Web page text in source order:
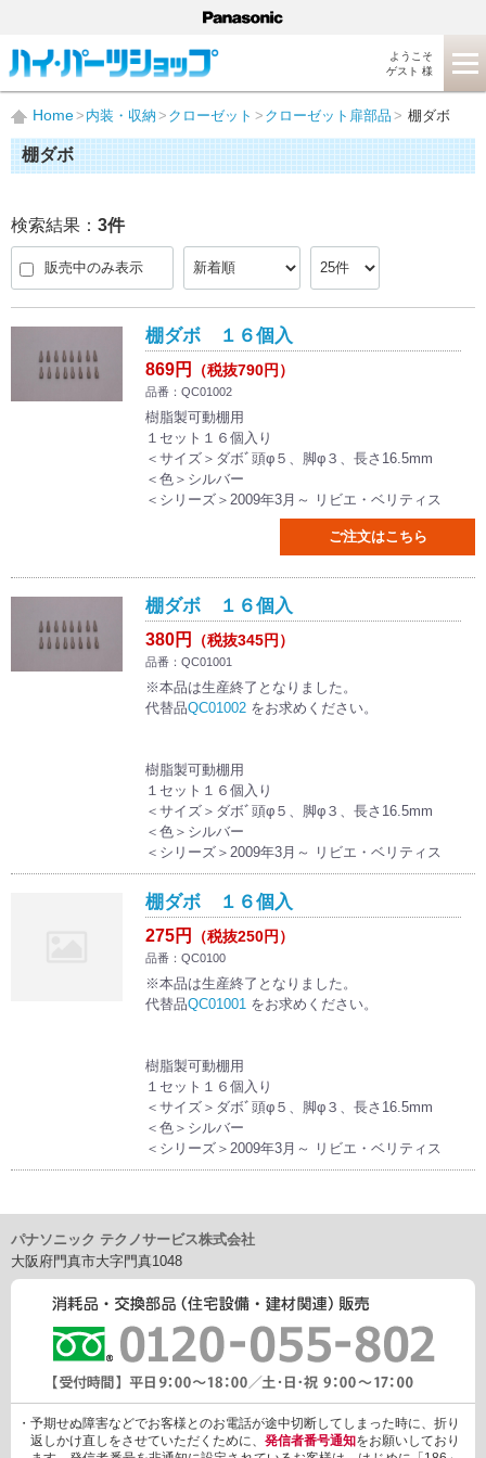
ようこそ
ゲスト 様
Home 内装・収納 クローゼット クローゼット扉部品 棚ダボ
棚ダボ
検索結果： 3件
販売中のみ表示
棚ダボ １６個入
869円 （税抜790円）
品番：QC01002
樹脂製可動棚用
１セット１６個入り
＜サイズ＞ダボﾞ頭φ５、脚φ３、長さ16.5mm
＜色＞シルバー
＜シリーズ＞2009年3月～ リビエ・ベリティス
ご注文はこちら
棚ダボ １６個入
380円 （税抜345円）
品番：QC01001
※本品は生産終了となりました。
代替品QC01002をお求めください。
樹脂製可動棚用
１セット１６個入り
＜サイズ＞ダボﾞ頭φ５、脚φ３、長さ16.5mm
＜色＞シルバー
＜シリーズ＞2009年3月～ リビエ・ベリティス
棚ダボ １６個入
275円 （税抜250円）
品番：QC0100
※本品は生産終了となりました。
代替品QC01001をお求めください。
樹脂製可動棚用
１セット１６個入り
＜サイズ＞ダボﾞ頭φ５、脚φ３、長さ16.5mm
＜色＞シルバー
＜シリーズ＞2009年3月～ リビエ・ベリティス
パナソニック テクノサービス株式会社
大阪府門真市大字門真1048
・予期せぬ障害などでお客様とのお電話が途中切断してしまった時に、折り
返しかけ直しをさせていただくために、 発信者番号通知をお願いしており